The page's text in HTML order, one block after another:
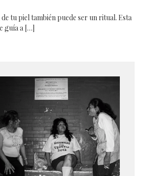
tu piel también puede ser un ritual. Esta
guía a […]